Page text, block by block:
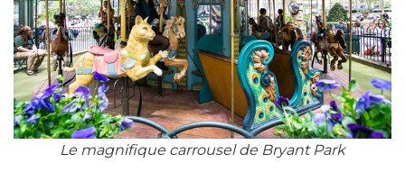
Le magnifique carrousel de Bryant Park